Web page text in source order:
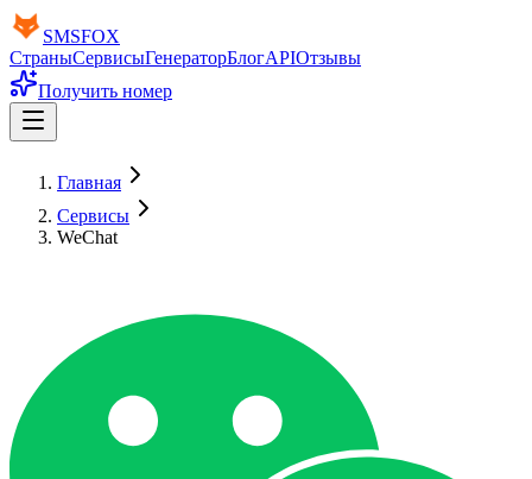
SMSFOX
СтраныСервисыГенераторБлогAPIОтзывы
Получить номер
Главная
Сервисы
WeChat